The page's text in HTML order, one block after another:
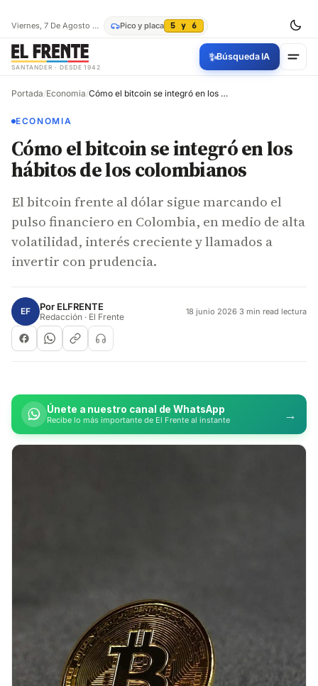
Viernes, 7 De Agosto De 2026 Pico y placa 5 y 6
SANTANDER · DESDE 1942
✨Búsqueda IA
Portada/Economia/ Cómo el bitcoin se integró en los hábitos de los colombianos
ECONOMIA
Cómo el bitcoin se integró en los
hábitos de los colombianos
El bitcoin frente al dólar sigue marcando el
pulso financiero en Colombia, en medio de alta
volatilidad, interés creciente y llamados a
invertir con prudencia.
EF Por ELFRENTE
Redacción · El Frente 18 junio 2026·3 min read lectura
Únete a nuestro canal de WhatsApp
Recibe lo más importante de El Frente al instante →